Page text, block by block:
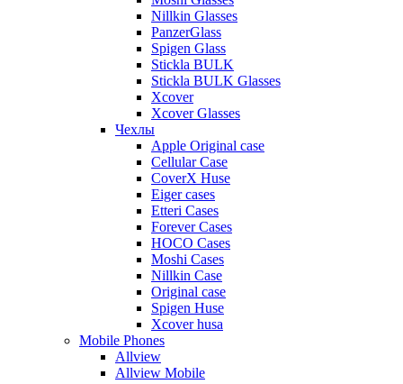
Nillkin Glasses
PanzerGlass
Spigen Glass
Stickla BULK
Stickla BULK Glasses
Xcover
Xcover Glasses
Чехлы
Apple Original case
Cellular Case
CoverX Huse
Eiger cases
Etteri Cases
Forever Cases
HOCO Cases
Moshi Cases
Nillkin Case
Original case
Spigen Huse
Xcover husa
Mobile Phones
Allview
Allview Mobile